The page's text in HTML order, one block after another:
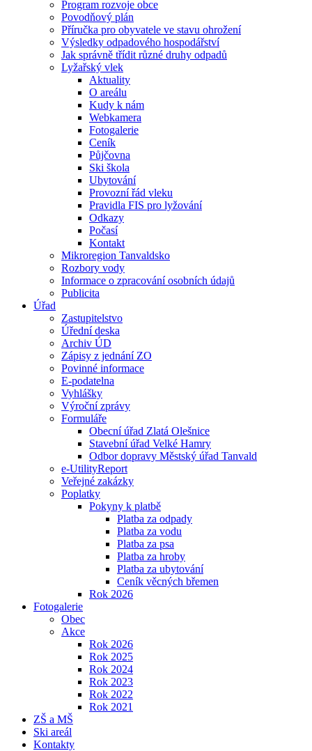
Program rozvoje obce
Povodňový plán
Příručka pro obyvatele ve stavu ohrožení
Výsledky odpadového hospodářství
Jak správně třídit různé druhy odpadů
Lyžařský vlek
Aktuality
O areálu
Kudy k nám
Webkamera
Fotogalerie
Ceník
Půjčovna
Ski škola
Ubytování
Provozní řád vleku
Pravidla FIS pro lyžování
Odkazy
Počasí
Kontakt
Mikroregion Tanvaldsko
Rozbory vody
Informace o zpracování osobních údajů
Publicita
Úřad
Zastupitelstvo
Úřední deska
Archiv ÚD
Zápisy z jednání ZO
Povinné informace
E-podatelna
Vyhlášky
Výroční zprávy
Formuláře
Obecní úřad Zlatá Olešnice
Stavební úřad Velké Hamry
Odbor dopravy Městský úřad Tanvald
e-UtilityReport
Veřejné zakázky
Poplatky
Pokyny k platbě
Platba za odpady
Platba za vodu
Platba za psa
Platba za hroby
Platba za ubytování
Ceník věcných břemen
Rok 2026
Fotogalerie
Obec
Akce
Rok 2026
Rok 2025
Rok 2024
Rok 2023
Rok 2022
Rok 2021
ZŠ a MŠ
Ski areál
Kontakty